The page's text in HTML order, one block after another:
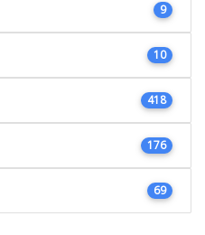
9
10
418
176
69